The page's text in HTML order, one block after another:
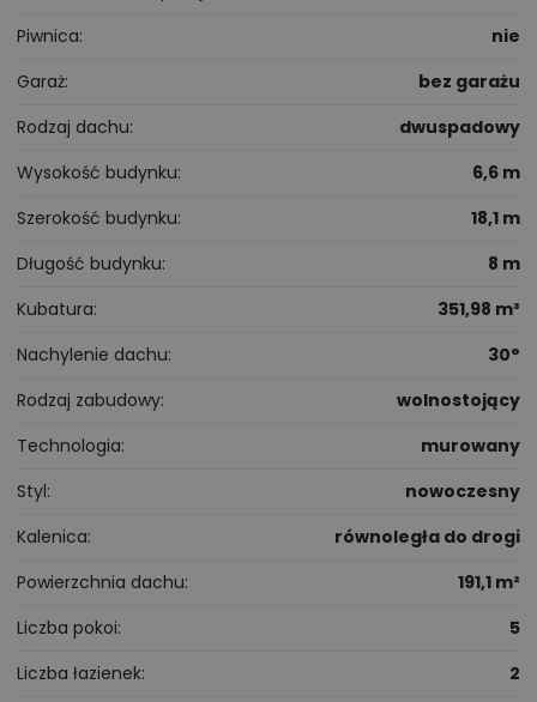
Piwnica
nie
Garaż
bez garażu
Rodzaj dachu
dwuspadowy
Wysokość budynku
6,6 m
Szerokość budynku
18,1 m
Długość budynku
8 m
Kubatura
351,98 m³
Nachylenie dachu
30°
Rodzaj zabudowy
wolnostojący
Technologia
murowany
Styl
nowoczesny
Kalenica
równoległa do drogi
Powierzchnia dachu
191,1 m²
Liczba pokoi
5
Liczba łazienek
2